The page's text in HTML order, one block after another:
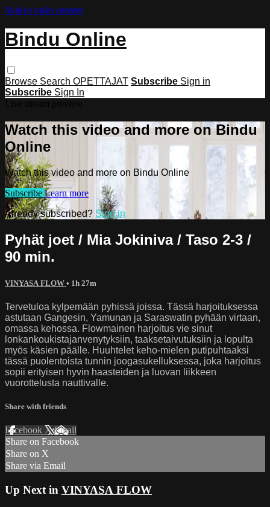
Skip to main content
Bindu Online
Browse Search OPETTAJAT Subscribe Sign in
Subscribe Sign In
Watch this video and more on Bindu
Online
Watch this video and more on Bindu Online
Subscribe Learn more
Already subscribed? Sign in
Pyhät joet / Mia Jokiniva / Taso 2-3 /
90 min.
VINYASA FLOW • 1h 27m
Tervetuloa kylpemään pyhissä joissa. Tässä harjoituksessa
astutaan Gangesin, Yamunan ja Saraswatin pyhään virtaan,
omassa kehossa. Flowmainen harjoitus vie sinut
lonkankoukistajanvenytyksiin, taaksetaivutuksiin ja lopulta
myös käsien päälle. Huuhtelet keho-mielen putipuhtaaksi
tässä puolentoista tunnin joogasukelluksessa, joka harjoitus
sopii erityisen hyvin haasteiden ja luovan liikkeen
vuorottelusta nauttivalle.
Share with friends
Facebook XEmail
Share on Facebook
Share on X
Share via Email
Up Next in VINYASA FLOW